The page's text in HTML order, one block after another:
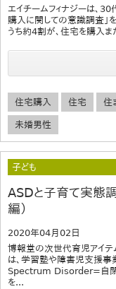
エイチームフィナジーは、
購入に関しての意識調査」
うち約4割が、住宅を購入
住宅購入 住宅 住
未婚男性
子ども
ASDと子育て実態調
編）
2020年04月02日
博報堂の次世代育児アイ
は、学習塾や障害児支援事
Spectrum Disorder=自閉
を...